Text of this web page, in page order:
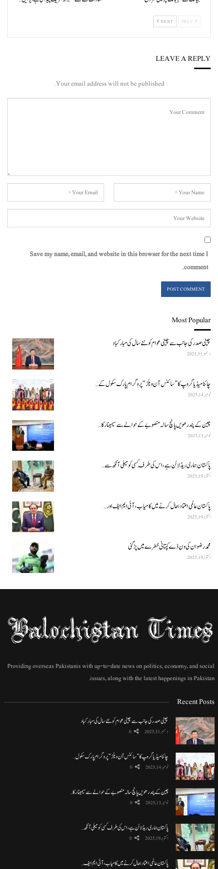
NEXT
LEAVE A REPLY
Your email address will not be published.
Save my name, email, and website in this browser for the next time I
comment.
Most Popular
چینی صدر کی جانب سے چینی عوام کو نئے سال کی مبارکباد
دسمبر 31, 2025
چائنا میڈیا گروپ کا ”سائنس آن ویلز“ پروگرام پارک سکول کے…
نومبر 14, 2025
چین کے پندرھویں پانچ سالہ منصوبے کے حوالے سے سیمینار کا…
نومبر 13, 2025
پاکستان ہماری ریڈ لائن ہے، اس کی طرف کسی کو میلی آنکھ سے…
اکتوبر 19, 2025
پاکستان عالمی اعتماد بحال کرنے میں کامیاب، آئی ایم ایف اور…
اکتوبر 19, 2025
محمد رضوان کی ون ڈے کپتانی خطرے میں پڑ گئی
اکتوبر 19, 2025
Providing overseas Pakistanis with up-to-date news on politics, economy, and social
issues, along with the latest happenings in Pakistan.
Recent Posts
چینی صدر کی جانب سے چینی عوام کو نئے سال کی مبارکباد
دسمبر 31, 2025 0
چائنا میڈیا گروپ کا ”سائنس آن ویلز“ پروگرام پارک سکول…
نومبر 14, 2025 0
چین کے پندرھویں پانچ سالہ منصوبے کے حوالے سے سیمینار کا…
نومبر 13, 2025 0
پاکستان ہماری ریڈ لائن ہے، اس کی طرف کسی کو میلی آنکھ…
اکتوبر 19, 2025 0
پاکستان عالمی اعتماد بحال کرنے میں کامیاب، آئی ایم ایف…